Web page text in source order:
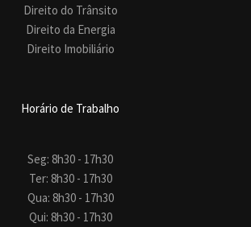
Direito do Trânsito
Direito da Energia
Direito Imobiliário
Horário de Trabalho
Seg: 8h30 - 17h30
Ter: 8h30 - 17h30
Qua: 8h30 - 17h30
Qui: 8h30 - 17h30